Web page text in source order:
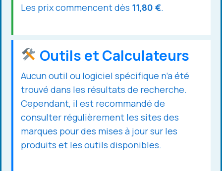
Les prix commencent dès 11,80 €.
Outils et Calculateurs
Aucun outil ou logiciel spécifique n’a été
trouvé dans les résultats de recherche.
Cependant, il est recommandé de
consulter régulièrement les sites des
marques pour des mises à jour sur les
produits et les outils disponibles.